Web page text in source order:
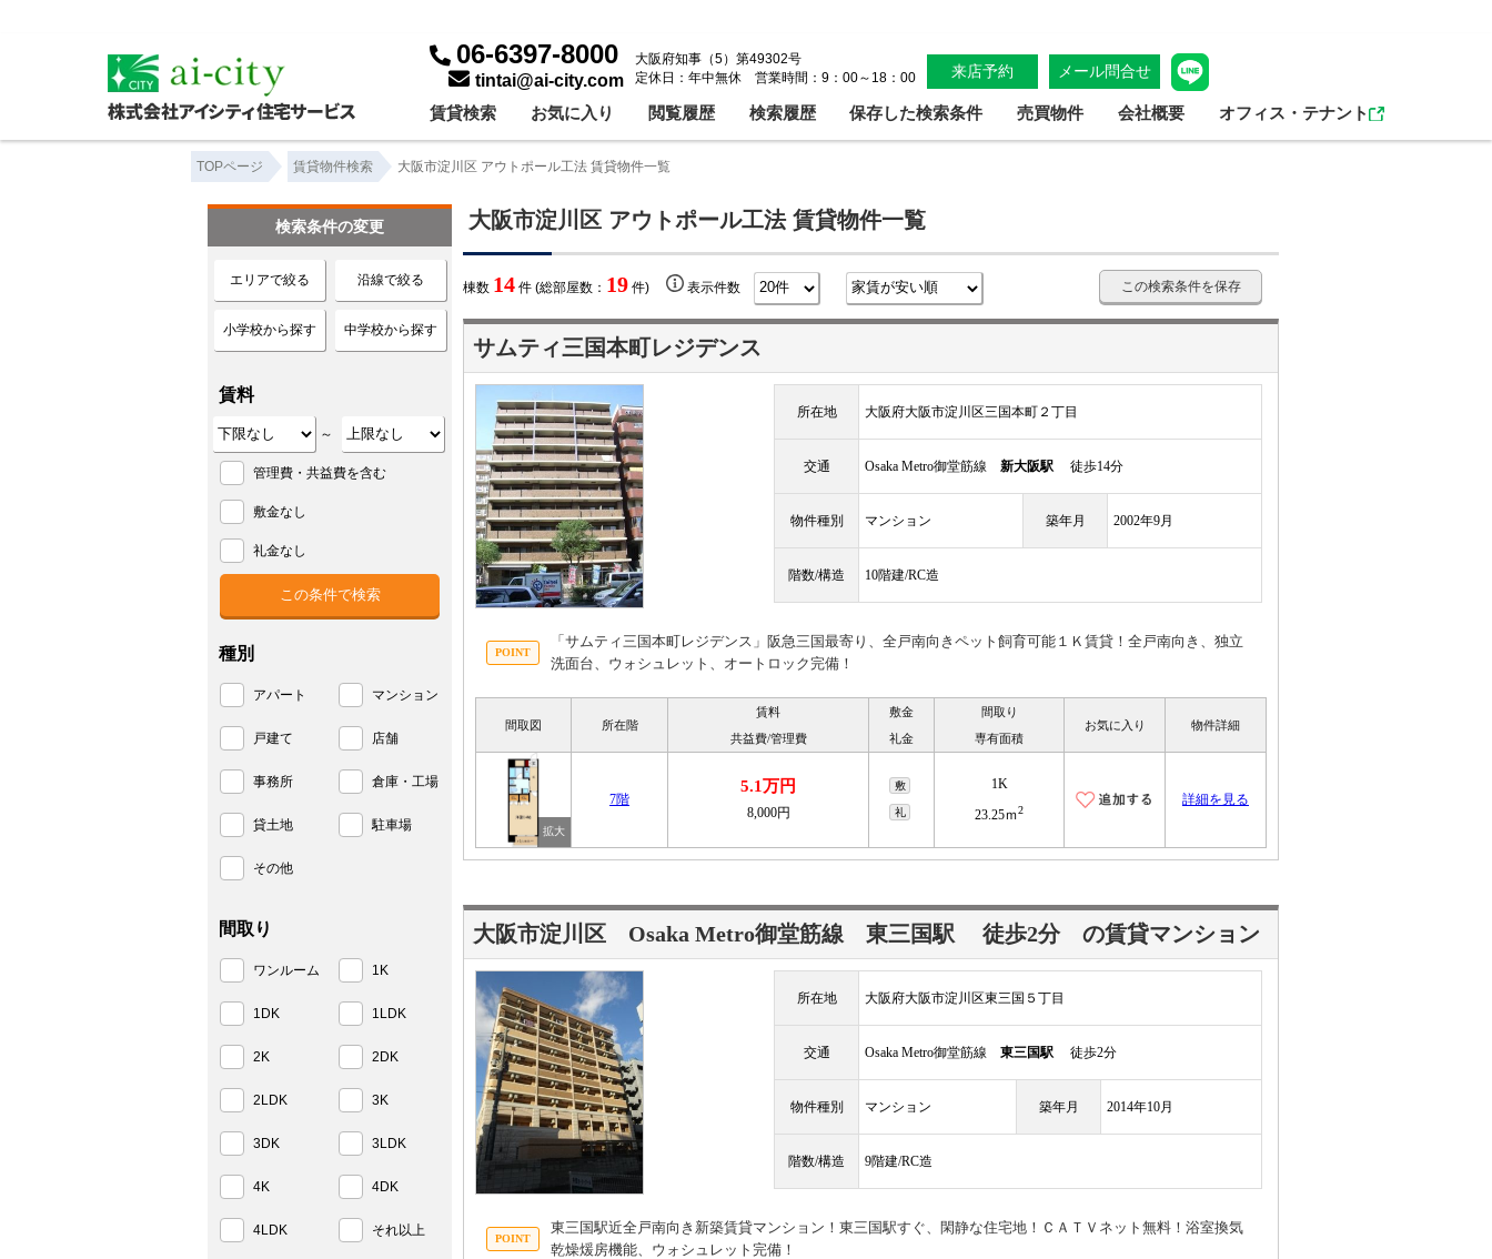
06-6397-8000
tintai@ai-city.com
大阪府知事（5）第49302号
定休日：年中無休 営業時間：9：00～18：00
来店予約 メール問合せ
賃貸検索 お気に入り 閲覧履歴 検索履歴 保存した検索条件 売買物件 会社概要 オフィス・テナント
TOPページ 賃貸物件検索 大阪市淀川区 アウトポール工法 賃貸物件一覧
大阪市淀川区 アウトポール工法 賃貸物件一覧
棟数 14 件 (総部屋数： 19 件) 表示件数 この検索条件を保存
サムティ三国本町レジデンス
所在地 大阪府大阪市淀川区三国本町２丁目
交通 Osaka Metro御堂筋線 新大阪駅 徒歩14分
物件種別 マンション 築年月 2002年9月
階数/構造 10階建/RC造
「サムティ三国本町レジデンス」阪急三国最寄り、全戸南向きペット飼育可能１Ｋ賃貸！全戸南向き、独立
洗面台、ウォシュレット、オートロック完備！
間取図 所在階
賃料
共益費/管理費
敷金
礼金
間取り
専有面積
お気に入り 物件詳細
7階
5.1万円
8,000円
敷
礼
1K
23.25ｍ2
詳細を見る
大阪市淀川区 Osaka Metro御堂筋線 東三国駅 徒歩2分 の賃貸マンション
所在地 大阪府大阪市淀川区東三国５丁目
交通 Osaka Metro御堂筋線 東三国駅 徒歩2分
物件種別 マンション 築年月 2014年10月
階数/構造 9階建/RC造
東三国駅近全戸南向き新築賃貸マンション！東三国駅すぐ、閑静な住宅地！ＣＡＴＶネット無料！浴室換気
乾燥煖房機能、ウォシュレット完備！
検索条件の変更
エリアで絞る 沿線で絞る
小学校から探す 中学校から探す
賃料
～
管理費・共益費を含む
敷金なし
礼金なし
種別
アパート マンション
戸建て 店舗
事務所 倉庫・工場
貸土地 駐車場
その他
間取り
ワンルーム 1K
1DK 1LDK
2K 2DK
2LDK 3K
3DK 3LDK
4K 4DK
4LDK それ以上